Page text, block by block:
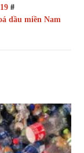
#
dầu miền Nam